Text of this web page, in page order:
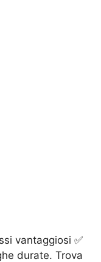
vantaggiosi ✅
durate. Trova